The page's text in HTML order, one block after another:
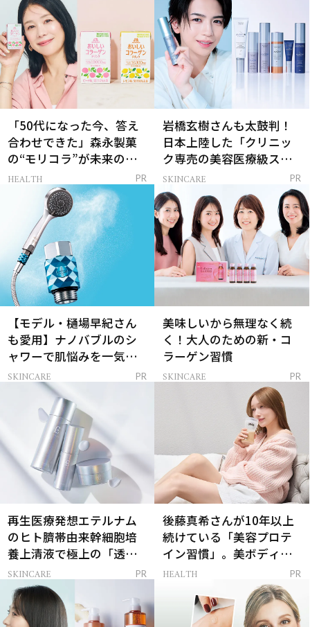
「50代になった今、答え
合わせできた」森永製菓
の“モリコラ”が未来のキ
レイを連れてくる！
HEALTH PR
岩橋玄樹さんも太鼓判！
日本上陸した「クリニッ
ク専売の美容医療級スキ
ンケア」
SKINCARE PR
【モデル・樋場早紀さん
も愛用】ナノバブルのシ
ャワーで肌悩みを一気に
解決
SKINCARE PR
美味しいから無理なく続
く！大人のための新・コ
ラーゲン習慣
SKINCARE PR
再生医療発想エテルナム
のヒト臍帯由来幹細胞培
養上清液で極上の「透明
感ハリ肌」へ
SKINCARE PR
後藤真希さんが10年以上
続けている「美容プロテ
イン習慣」。美ボディを
支える朝ルーティンと
HEALTH PR